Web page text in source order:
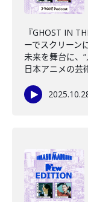
『GHOST IN
ーでスクリーン
未来を舞台に、
日本アニメの芸